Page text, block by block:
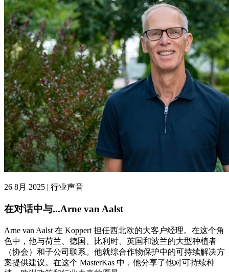
26 8月 2025 | 行业声音
在对话中与...Arne van Aalst
Arne van Aalst 在 Koppert 担任西北欧的大客户经理。在这个角
色中，他与荷兰、德国、比利时、英国和波兰的大型种植者
（协会）和子公司联系。他就综合作物保护中的可持续解决方
案提供建议。在这个 MasterKas 中，他分享了他对可持续种